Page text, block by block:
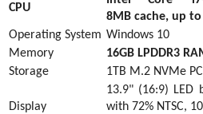
CPU
8MB cache, up to
Operating System Windows 10
Memory
16GB LPDDR3
Storage
1TB M.2 NVMe
Display
13.9" (16:9) LED
with 72% NTSC,